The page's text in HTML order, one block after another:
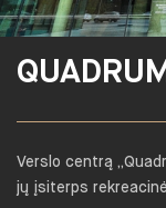
Verslo centrą
jų įsiterps